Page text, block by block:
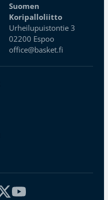
Suomen
Koripalloliitto
Urheilupuistontie 3
02200 Espoo
office@basket.fi